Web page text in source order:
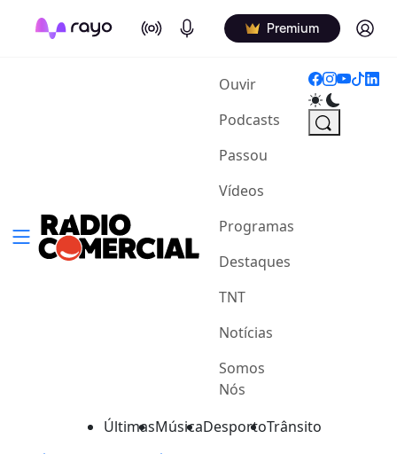
On Air Podcasts Premium Log in
Ouvir(current)
Podcasts
Passou
Vídeos
Programas
Destaques
TNT
Notícias
Somos
Nós
ÚltimasMúsicaDesportoTrânsito